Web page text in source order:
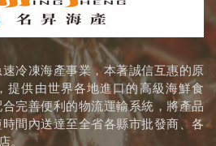
冷凍海產事業，本著誠信互惠的原
提供由世界各地進口的高級海鮮食
完善便利的物流運輸系統，將產品
間內送達至全省各縣市批發商、各
。